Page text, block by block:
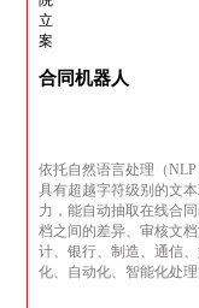
合同机器人
依托自然语言处理（
具有超越字符级别的文
力，能自动抽取在线合
档之间的差异、审核文
计、银行、制造、通信
化、自动化、智能化处